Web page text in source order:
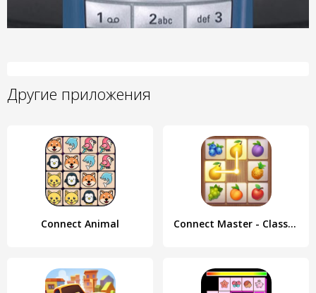
Другие приложения
Connect Animal Connect Master - Classic Game